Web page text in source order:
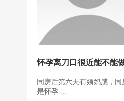
怀孕离刀口很近能不能
同房后第六天有姨妈感，
是怀孕 ...